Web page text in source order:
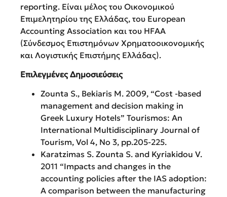
reporting. Είναι μέλος του Οικονομικού
Επιμελητηρίου της Ελλάδας, του European
Accounting Association και του HFAA
(Σύνδεσμος Επιστημόνων Χρηματοοικονομικής
και Λογιστικής Επιστήμης Ελλάδας).
Επιλεγμένες Δημοσιεύσεις
Zounta S., Bekiaris M. 2009, “Cost -based
management and decision making in
Greek Luxury Hotels” Tourismos: An
International Multidisciplinary Journal of
Tourism, Vol 4, No 3, pp.205-225.
Karatzimas S. Zounta S. and Kyriakidou V.
2011 “Impacts and changes in the
accounting policies after the IAS adoption:
A comparison between the manufacturing